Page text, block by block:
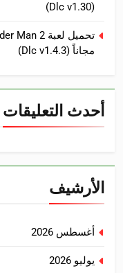
(Dlc v1.30)
مجاناً (Dlc v1.4.3)
أحدث التعليقات
الأرشيف
أغسطس 2026
يوليو 2026